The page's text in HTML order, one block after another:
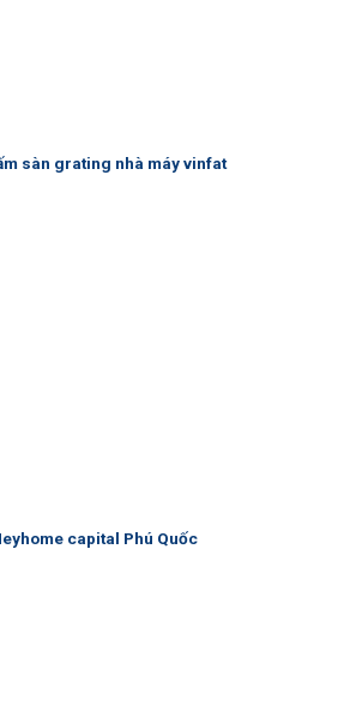
sàn grating nhà máy vinfat
capital Phú Quốc